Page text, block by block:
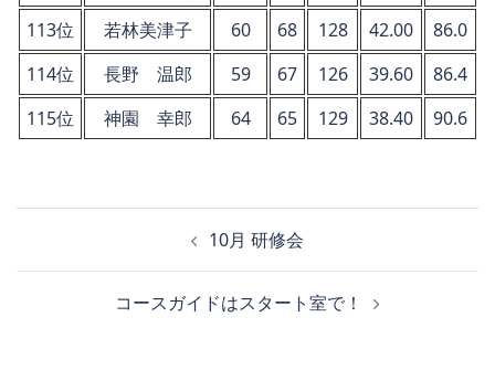
113位
若林美津子 60 68 128 42.00
86.0
114位
長野 温郎 59 67 126 39.60
86.4
115位
神園 幸郎 64 65 129 38.40 90.6
10月 研修会
コースガイドはスタート室で！